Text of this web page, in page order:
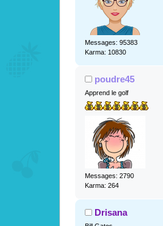
Messages: 95383
Karma: 10830
poudre45
Apprend le golf
Messages: 2790
Karma: 264
Drisana